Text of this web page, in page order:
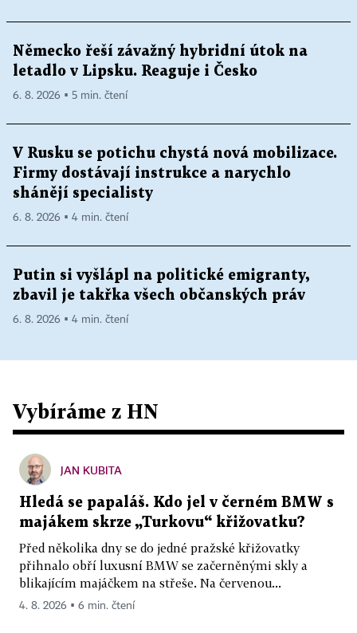
Německo řeší závažný hybridní útok na
letadlo v Lipsku. Reaguje i Česko
6. 8. 2026 ▪ 5 min. čtení
V Rusku se potichu chystá nová mobilizace.
Firmy dostávají instrukce a narychlo
shánějí specialisty
6. 8. 2026 ▪ 4 min. čtení
Putin si vyšlápl na politické emigranty,
zbavil je takřka všech občanských práv
6. 8. 2026 ▪ 4 min. čtení
Vybíráme z HN
JAN KUBITA
Hledá se papaláš. Kdo jel v černém BMW s
majákem skrze „Turkovu“ křižovatku?
Před několika dny se do jedné pražské křižovatky
přihnalo obří luxusní BMW se začerněnými skly a
blikajícím majáčkem na střeše. Na červenou...
4. 8. 2026 ▪ 6 min. čtení